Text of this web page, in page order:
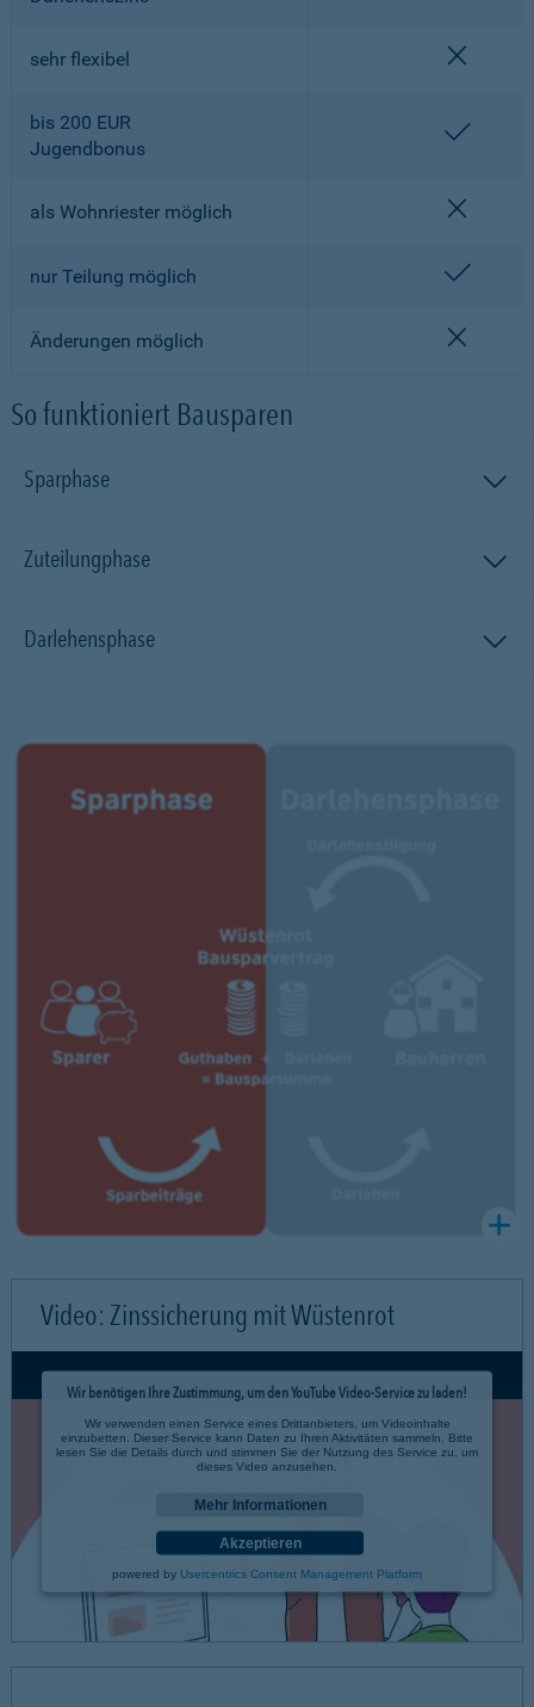
sehr flexibel
bis 200 EUR
Jugendbonus
als Wohnriester möglich
nur Teilung möglich
Änderungen möglich
So funktioniert Bausparen
Sparphase
Zuteilungphase
Darlehensphase
Video: Zinssicherung mit Wüstenrot
Wir benötigen Ihre Zustimmung, um den YouTube Video-Service zu laden!
Wir verwenden einen Service eines Drittanbieters, um Videoinhalte
einzubetten. Dieser Service kann Daten zu Ihren Aktivitäten sammeln. Bitte
lesen Sie die Details durch und stimmen Sie der Nutzung des Service zu, um
dieses Video anzusehen.
Mehr Informationen
Akzeptieren
powered by Usercentrics Consent Management Platform